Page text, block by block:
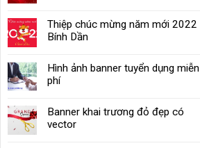
Thiệp chúc mừng năm mới 2022
Bính Dần
Hình ảnh banner tuyển dụng miễn
phí
Banner khai trương đỏ đẹp có
vector